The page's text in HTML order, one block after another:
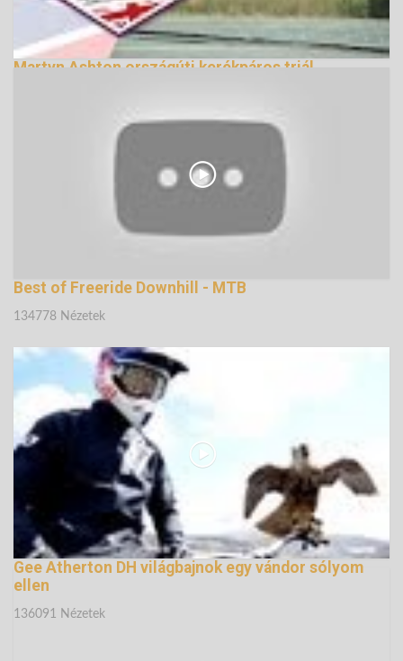
Martyn Ashton országúti kerékpáros triál
Best of Freeride Downhill - MTB
134778 Nézetek
Gee Atherton DH világbajnok egy vándor sólyom
ellen
136091 Nézetek